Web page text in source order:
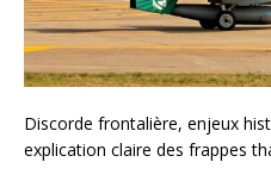
Discorde frontalière, enjeux
explication claire des frappes